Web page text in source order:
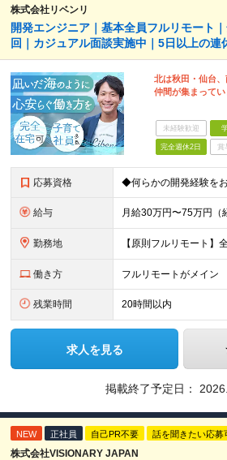
株式会社リベンリ
開発エンジニア｜基本全員フルリモート
回｜カジュアル面談実施中｜5日以上の連
北は秋田・仙台
仲間が集まってい
未経験歓迎
完全週休2日 賞
応募資格
給与
勤務地
働き方 フルリモートがメイン
残業時間 20時間以内
求人を見る
掲載終了予定日：
NEW 正社員 自己PR不要 話を聞きたい応募
株式会社VISIONARY JAPAN